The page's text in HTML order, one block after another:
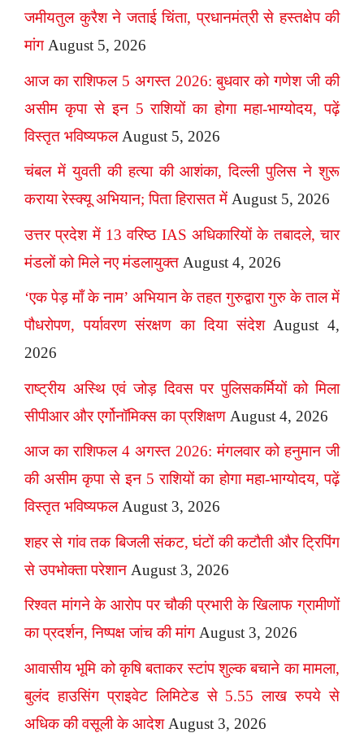
जमीयतुल कुरैश ने जताई चिंता, प्रधानमंत्री से हस्तक्षेप की
मांग August 5, 2026
आज का राशिफल 5 अगस्त 2026: बुधवार को गणेश जी की
असीम कृपा से इन 5 राशियों का होगा महा-भाग्योदय, पढ़ें
विस्तृत भविष्यफल August 5, 2026
चंबल में युवती की हत्या की आशंका, दिल्ली पुलिस ने शुरू
कराया रेस्क्यू अभियान; पिता हिरासत में August 5, 2026
उत्तर प्रदेश में 13 वरिष्ठ IAS अधिकारियों के तबादले, चार
मंडलों को मिले नए मंडलायुक्त August 4, 2026
‘एक पेड़ माँ के नाम’ अभियान के तहत गुरुद्वारा गुरु के ताल में
पौधरोपण, पर्यावरण संरक्षण का दिया संदेश August 4,
2026
राष्ट्रीय अस्थि एवं जोड़ दिवस पर पुलिसकर्मियों को मिला
सीपीआर और एर्गोनॉमिक्स का प्रशिक्षण August 4, 2026
आज का राशिफल 4 अगस्त 2026: मंगलवार को हनुमान जी
की असीम कृपा से इन 5 राशियों का होगा महा-भाग्योदय, पढ़ें
विस्तृत भविष्यफल August 3, 2026
शहर से गांव तक बिजली संकट, घंटों की कटौती और ट्रिपिंग
से उपभोक्ता परेशान August 3, 2026
रिश्वत मांगने के आरोप पर चौकी प्रभारी के खिलाफ ग्रामीणों
का प्रदर्शन, निष्पक्ष जांच की मांग August 3, 2026
आवासीय भूमि को कृषि बताकर स्टांप शुल्क बचाने का मामला,
बुलंद हाउसिंग प्राइवेट लिमिटेड से 5.55 लाख रुपये से
अधिक की वसूली के आदेश August 3, 2026